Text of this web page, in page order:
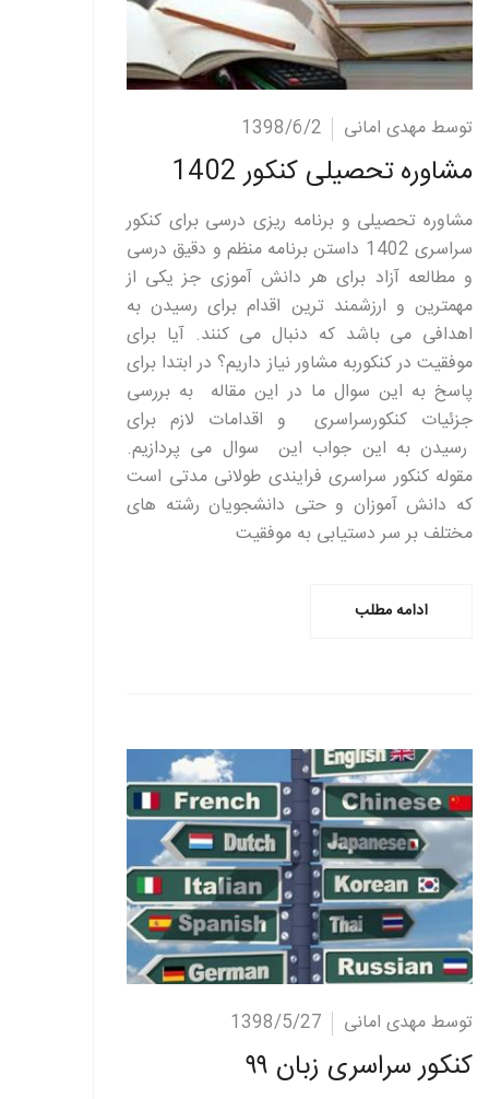
توسط مهدی امانی 1398/6/2
مشاوره تحصیلی کنکور 1402
مشاوره تحصیلی و برنامه ریزی درسی برای کنکور
سراسری 1402 داستن برنامه منظم و دقیق درسی
و مطالعه آزاد برای هر دانش آموزی جز یکی از
مهمترین و ارزشمند ترین اقدام برای رسیدن به
اهدافی می باشد که دنبال می کنند. آیا برای
موفقیت در کنکوربه مشاور نیاز داریم؟ در ابتدا برای
پاسخ به این سوال ما در این مقاله به بررسی
جزئیات کنکورسراسری و اقدامات لازم برای
رسیدن به این جواب این سوال می پردازیم.
مقوله کنکور سراسری فرایندی طولانی مدتی است
که دانش آموزان و حتی دانشجویان رشته های
مختلف بر سر دستیابی به موفقیت
ادامه مطلب
ادامه مطلب توسط مهدی امانی 1398/5/27
کنکور سراسری زبان ۹۹